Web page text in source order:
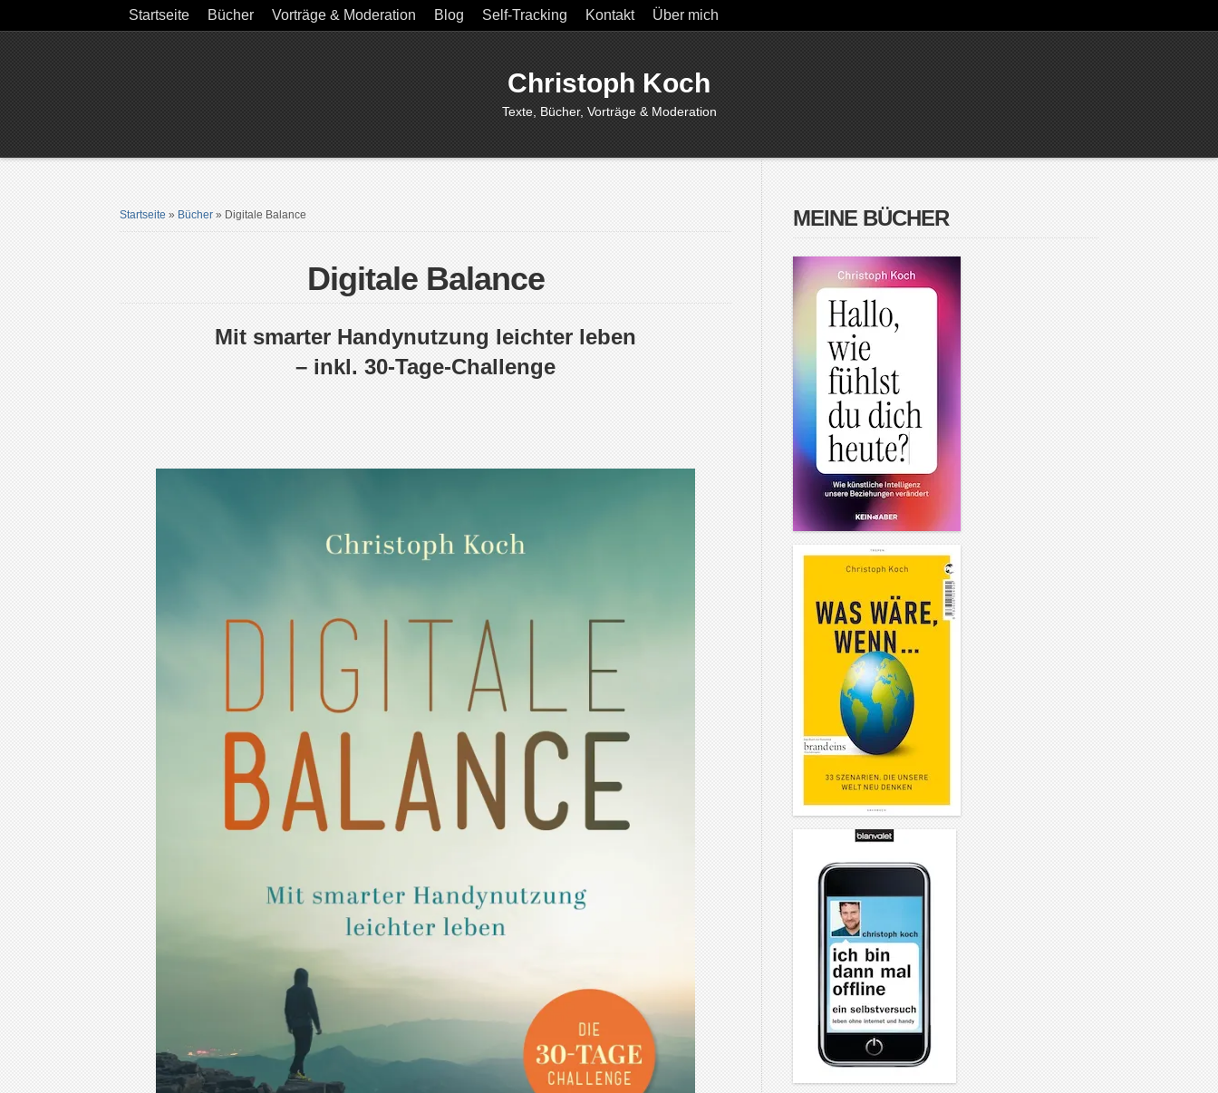
Startseite Bücher Vorträge & Moderation Blog Self-Tracking Kontakt Über mich
Christoph Koch
Texte, Bücher, Vorträge & Moderation
Startseite » Bücher » Digitale Balance
Digitale Balance
Mit smarter Handynutzung leichter leben
– inkl. 30-Tage-Challenge
MEINE BÜCHER